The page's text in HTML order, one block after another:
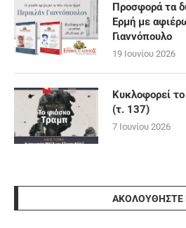
Προσφορά τα
Ερμή με
Γιαννόπουλο
19 Ιουνίου 2026
Κυκλοφορεί
(τ. 137)
7 Ιουνίου 2026
ΑΚΟΛΟΥΘΉΣΤΕ